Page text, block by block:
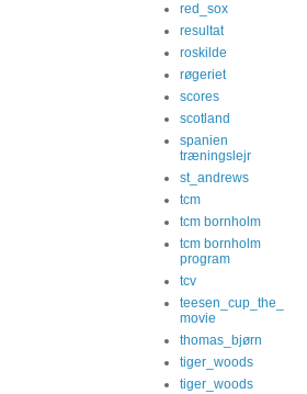
red_sox
resultat
roskilde
røgeriet
scores
scotland
spanien
træningslejr
st_andrews
tcm
tcm bornholm
tcm bornholm
program
tcv
teesen_cup_the_
movie
thomas_bjørn
tiger_woods
tiger_woods